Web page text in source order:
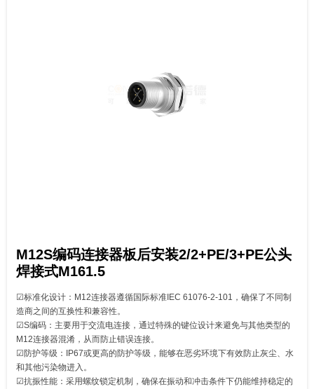
M12S编码连接器板后安装2/2+PE/3+PE公头
焊接式M161.5
‌☑标准化设计：M12连接器遵循国际标准IEC 61076-2-101，确保了不同制
造商之间的互换性和兼容性。
‌☑S编码：主要用于交流电连接，通过特殊的键位设计来避免与其他类型的
M12连接器混淆，从而防止错误连接。
☑防护等级：IP67或更高的防护等级，能够在恶劣环境下有效防止灰尘、水
和其他污染物进入。
‌☑抗振性能：采用螺纹锁定机制，确保在振动和冲击条件下仍能维持稳定的